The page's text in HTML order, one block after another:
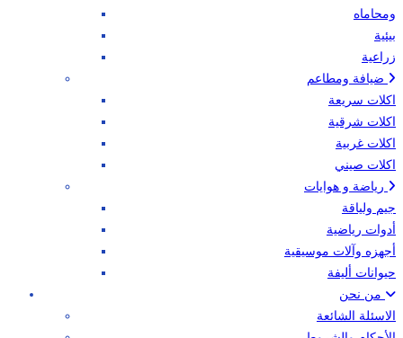
ومحاماه
بيئية
زراعية
اكلات سريعة
اكلات شرقية
اكلات غربية
اكلات صيني
جيم ولياقة
أدوات رياضية
أجهزه وآلات موسيقية
حيوانات أليفة
الاسئلة الشائعة